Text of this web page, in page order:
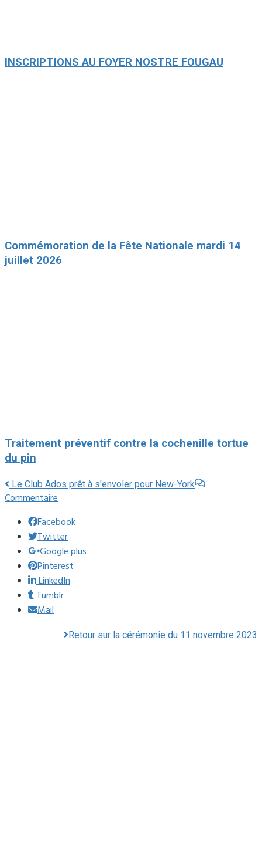
INSCRIPTIONS AU FOYER NOSTRE FOUGAU
Commémoration de la Fête Nationale mardi 14
juillet 2026
Traitement préventif contre la cochenille tortue
du pin
Le Club Ados prêt à s'envoler pour New-York
Commentaire
Facebook
Twitter
Google plus
Pinterest
LinkedIn
Tumblr
Mail
Retour sur la cérémonie du 11 novembre 2023